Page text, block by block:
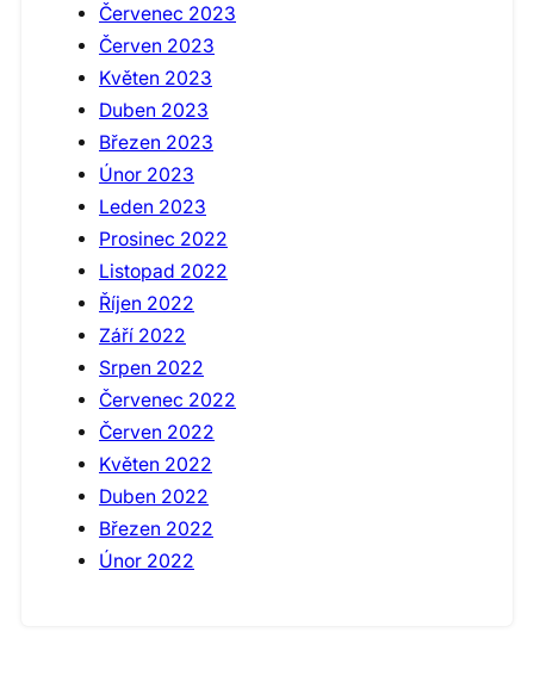
Červenec 2023
Červen 2023
Květen 2023
Duben 2023
Březen 2023
Únor 2023
Leden 2023
Prosinec 2022
Listopad 2022
Říjen 2022
Září 2022
Srpen 2022
Červenec 2022
Červen 2022
Květen 2022
Duben 2022
Březen 2022
Únor 2022